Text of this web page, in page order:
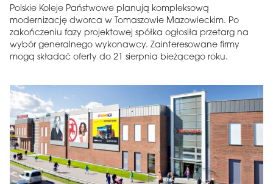
Polskie Koleje Państwowe planują kompleksową
modernizację dworca w Tomaszowie Mazowieckim. Po
zakończeniu fazy projektowej spółka ogłosiła przetarg na
wybór generalnego wykonawcy. Zainteresowane firmy
mogą składać oferty do 21 sierpnia bieżącego roku.